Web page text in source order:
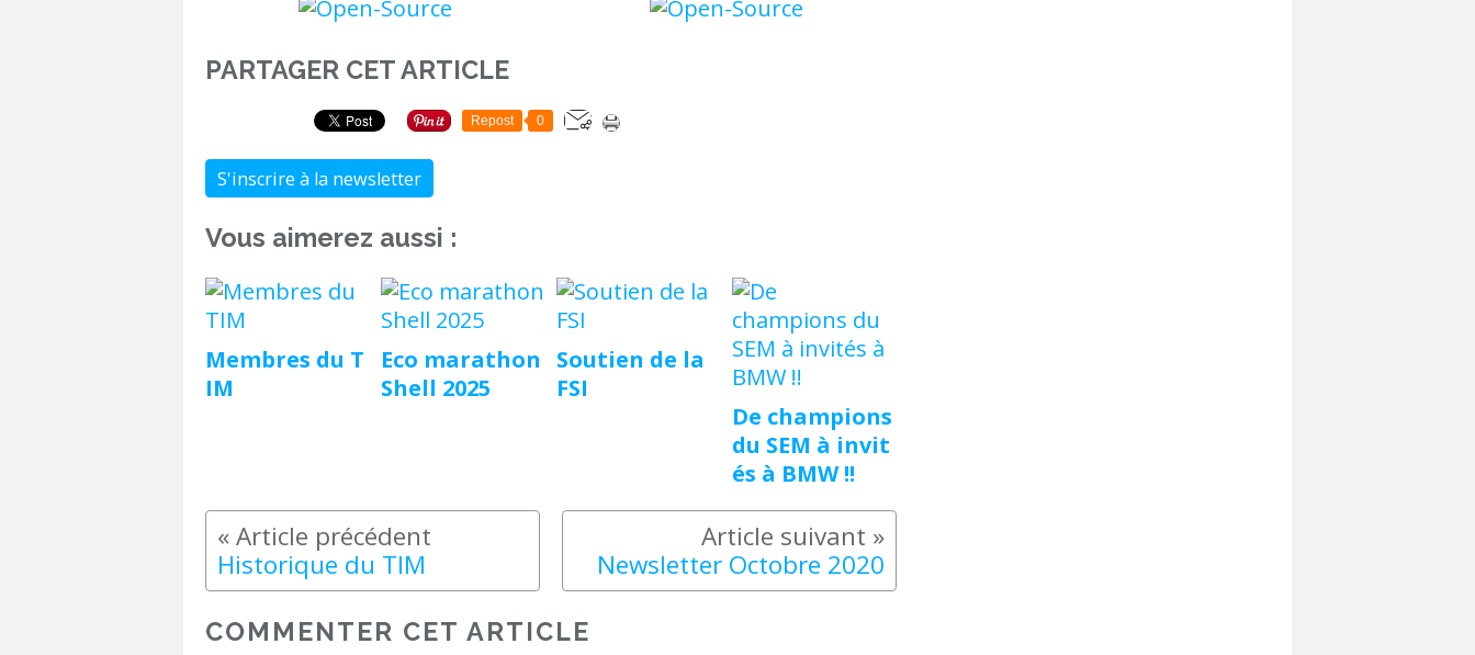
PARTAGER CET ARTICLE
Repost 0
S'inscrire à la newsletter
Vous aimerez aussi :
Membres du T
IM
Eco marathon
Shell 2025
Soutien de la
FSI
De champions
du SEM à invit
és à BMW !!
Historique du TIM Newsletter Octobre 2020
COMMENTER CET ARTICLE